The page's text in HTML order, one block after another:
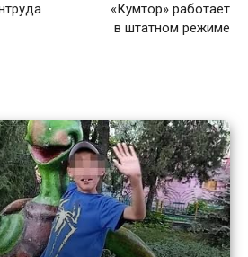
«Кумтор» работает
в штатном режиме